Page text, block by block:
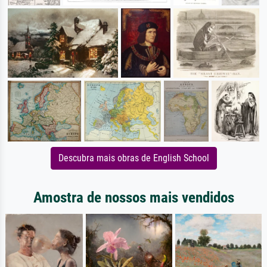
Descubra mais obras de English School
Amostra de nossos mais vendidos